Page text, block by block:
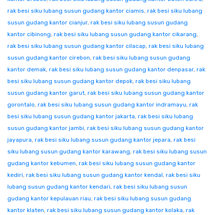
rak besi siku lubang susun gudang kantor ciamis, rak besi siku lubang
susun gudang kantor cianjur, rak besi siku lubang susun gudang
kantor cibinong, rak besi siku lubang susun gudang kantor cikarang,
rak besi siku lubang susun gudang kantor cilacap, rak besi siku lubang
susun gudang kantor cirebon, rak besi siku lubang susun gudang
kantor demak, rak besi siku lubang susun gudang kantor denpasar, rak
besi siku lubang susun gudang kantor depok, rak besi siku lubang
susun gudang kantor garut, rak besi siku lubang susun gudang kantor
gorontalo, rak besi siku lubang susun gudang kantor indramayu, rak
besi siku lubang susun gudang kantor jakarta, rak besi siku lubang
susun gudang kantor jambi, rak besi siku lubang susun gudang kantor
jayapura, rak besi siku lubang susun gudang kantor jepara, rak besi
siku lubang susun gudang kantor karawang, rak besi siku lubang susun
gudang kantor kebumen, rak besi siku lubang susun gudang kantor
kediri, rak besi siku lubang susun gudang kantor kendal, rak besi siku
lubang susun gudang kantor kendari, rak besi siku lubang susun
gudang kantor kepulauan riau, rak besi siku lubang susun gudang
kantor klaten, rak besi siku lubang susun gudang kantor kolaka, rak